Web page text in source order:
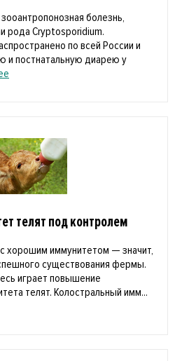
болезнь,
рода Cryptosporidium.
по всей России и
и постнатальную диарею у
телят под контролем
хорошим иммунитетом — значит,
существования фермы.
играет повышение
телят. Колостральный имм...